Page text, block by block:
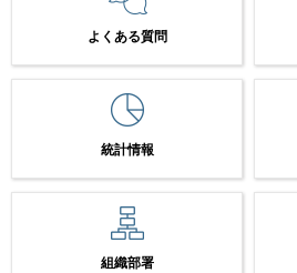
よくある質問
統計情報
組織部署